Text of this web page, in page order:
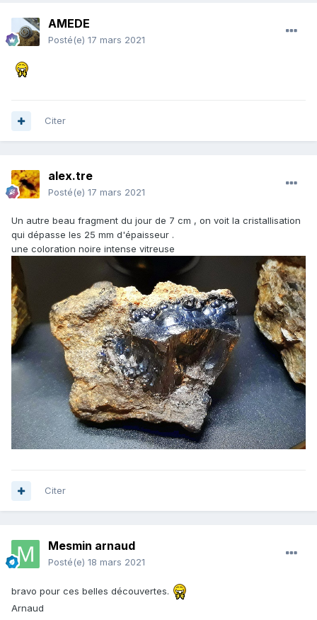
AMEDE
Posté(e) 17 mars 2021
Citer
alex.tre
Posté(e) 17 mars 2021
Un autre beau fragment du jour de 7 cm , on voit la cristallisation
qui dépasse les 25 mm d'épaisseur .
une coloration noire intense vitreuse
Citer
Mesmin arnaud
Posté(e) 18 mars 2021
bravo pour ces belles découvertes.
Arnaud